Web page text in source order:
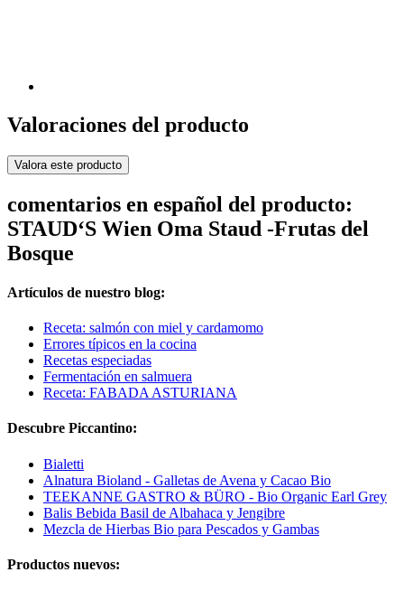
Valoraciones del producto
Valora este producto
comentarios en español del producto:
STAUD‘S Wien Oma Staud -Frutas del
Bosque
Artículos de nuestro blog:
Receta: salmón con miel y cardamomo
Errores típicos en la cocina
Recetas especiadas
Fermentación en salmuera
Receta: FABADA ASTURIANA
Descubre Piccantino:
Bialetti
Alnatura Bioland - Galletas de Avena y Cacao Bio
TEEKANNE GASTRO & BÜRO - Bio Organic Earl Grey
Balis Bebida Basil de Albahaca y Jengibre
Mezcla de Hierbas Bio para Pescados y Gambas
Productos nuevos: